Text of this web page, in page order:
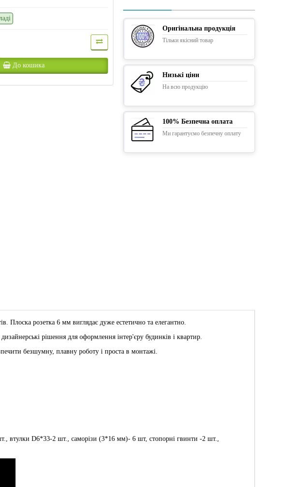
До кошика
Оригінальна продукція
Тільки якісний товар
Низькі ціни
На всю продукцію
100% Безпечна оплата
Ми гарантуємо безпечну оплату
Плоска розетка 6 мм виглядає дуже естетично та елегантно.
рішення для оформлення інтер'єру будинків і квартир.
безшумну, плавну роботу і проста в монтажі.
втулки D6*33-2 шт., саморізи (3*16 мм)- 6 шт, стопорні гвинти -2 шт.,